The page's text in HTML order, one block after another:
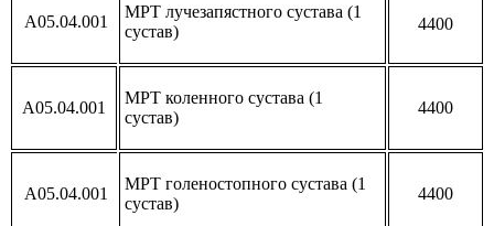
А05.04.001
МРТ лучезапястного сустава (1
сустав)
4400
А05.04.001
МРТ коленного сустава (1
сустав)
4400
А05.04.001
МРТ голеностопного сустава (1
сустав)
4400